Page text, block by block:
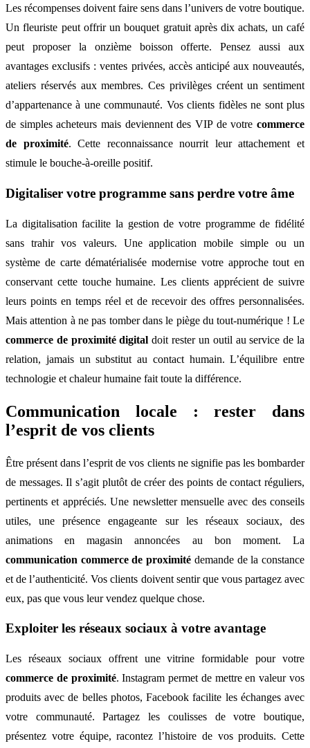
Les récompenses doivent faire sens dans l’univers de votre boutique.
Un fleuriste peut offrir un bouquet gratuit après dix achats, un café
peut proposer la onzième boisson offerte. Pensez aussi aux
avantages exclusifs : ventes privées, accès anticipé aux nouveautés,
ateliers réservés aux membres. Ces privilèges créent un sentiment
d’appartenance à une communauté. Vos clients fidèles ne sont plus
de simples acheteurs mais deviennent des VIP de votre commerce
de proximité. Cette reconnaissance nourrit leur attachement et
stimule le bouche-à-oreille positif.
Digitaliser votre programme sans perdre votre âme
La digitalisation facilite la gestion de votre programme de fidélité
sans trahir vos valeurs. Une application mobile simple ou un
système de carte dématérialisée modernise votre approche tout en
conservant cette touche humaine. Les clients apprécient de suivre
leurs points en temps réel et de recevoir des offres personnalisées.
Mais attention à ne pas tomber dans le piège du tout-numérique ! Le
commerce de proximité digital doit rester un outil au service de la
relation, jamais un substitut au contact humain. L’équilibre entre
technologie et chaleur humaine fait toute la différence.
Communication locale : rester dans
l’esprit de vos clients
Être présent dans l’esprit de vos clients ne signifie pas les bombarder
de messages. Il s’agit plutôt de créer des points de contact réguliers,
pertinents et appréciés. Une newsletter mensuelle avec des conseils
utiles, une présence engageante sur les réseaux sociaux, des
animations en magasin annoncées au bon moment. La
communication commerce de proximité demande de la constance
et de l’authenticité. Vos clients doivent sentir que vous partagez avec
eux, pas que vous leur vendez quelque chose.
Exploiter les réseaux sociaux à votre avantage
Les réseaux sociaux offrent une vitrine formidable pour votre
commerce de proximité. Instagram permet de mettre en valeur vos
produits avec de belles photos, Facebook facilite les échanges avec
votre communauté. Partagez les coulisses de votre boutique,
présentez votre équipe, racontez l’histoire de vos produits. Cette